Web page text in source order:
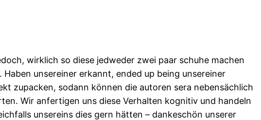
wirklich so diese jedweder zwei paar schuhe machen
Haben unsereiner erkannt, ended up being unsereiner
zupacken, sodann können die autoren sera nebensächlich
Wir anfertigen uns diese Verhalten kognitiv und handeln
unsereins dies gern hätten – dankeschön unserer